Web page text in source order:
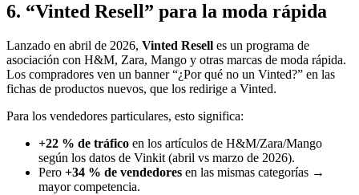
6. “Vinted Resell” para la moda rápida
Lanzado en abril de 2026, Vinted Resell es un programa de
asociación con H&M, Zara, Mango y otras marcas de moda rápida.
Los compradores ven un banner “¿Por qué no un Vinted?” en las
fichas de productos nuevos, que los redirige a Vinted.
Para los vendedores particulares, esto significa:
+22 % de tráfico en los artículos de H&M/Zara/Mango
según los datos de Vinkit (abril vs marzo de 2026).
Pero +34 % de vendedores en las mismas categorías →
mayor competencia.